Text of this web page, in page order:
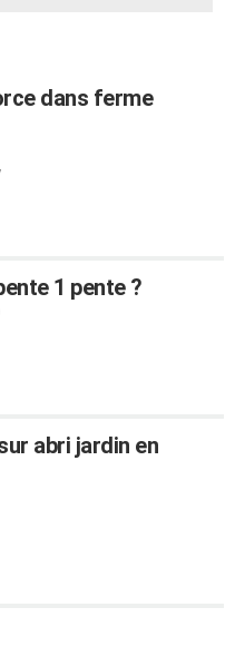
dans ferme
1 pente ?
abri jardin en